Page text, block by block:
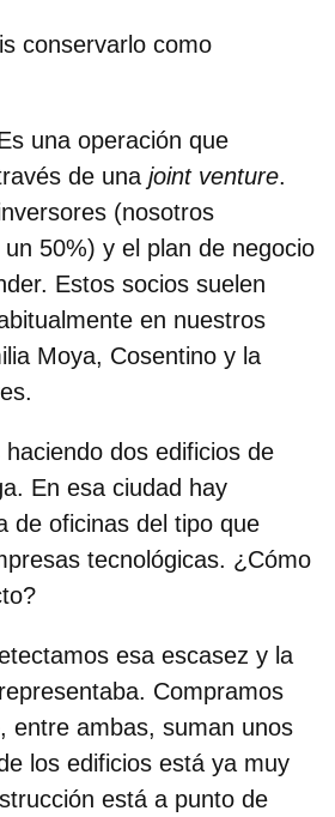
conservarlo como
una operación que
de una joint venture.
(nosotros
50%) y el plan de negocio
Estos socios suelen
en nuestros
Moya, Cosentino y la
dos edificios de
En esa ciudad hay
de oficinas del tipo que
tecnológicas. ¿Cómo
esa escasez y la
Compramos
entre ambas, suman unos
los edificios está ya muy
está a punto de